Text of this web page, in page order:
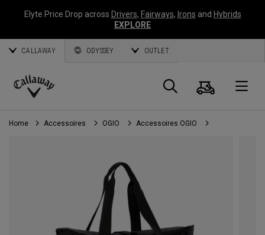
Elyte Price Drop across Drivers, Fairways, Irons and Hybrids
EXPLORE
CALLAWAY ODYSSEY OUTLET
Callaway
Golf
Panier
Home Accessoires OGIO Accessoires OGIO